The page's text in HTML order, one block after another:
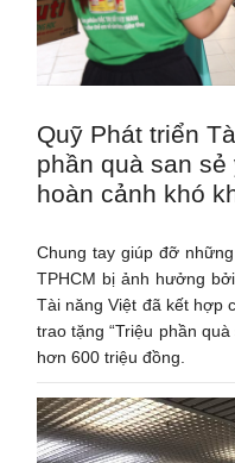
Quỹ Phát triển
phần quà san
hoàn cảnh khó
Chung tay giúp đỡ
TPHCM bị ảnh hưởng
Tài năng Việt đã kết hợp
trao tặng “Triệu phần
hơn 600 triệu đồng.